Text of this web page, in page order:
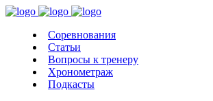
Соревнования
Статьи
Вопросы к тренеру
Хронометраж
Подкасты